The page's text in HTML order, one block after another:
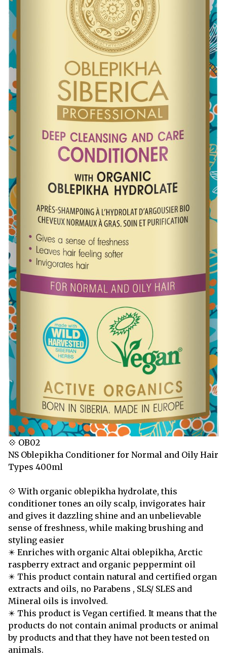
💠 OB02
NS Oblepikha Conditioner for Normal and Oily Hair
Types 400ml
💠 With organic oblepikha hydrolate, this
conditioner tones an oily scalp, invigorates hair
and gives it dazzling shine and an unbelievable
sense of freshness, while making brushing and
styling easier
✴️ Enriches with organic Altai oblepikha, Arctic
raspberry extract and organic peppermint oil
✴️ This product contain natural and certified organ
extracts and oils, no Parabens , SLS/ SLES and
Mineral oils is involved.
✴️ This product is Vegan certified. It means that the
products do not contain animal products or animal
by products and that they have not been tested on
animals.